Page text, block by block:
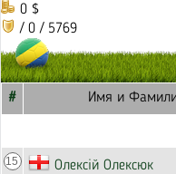
0 $
/ 0 / 5769
# Имя и
15 Олексій Олексюк